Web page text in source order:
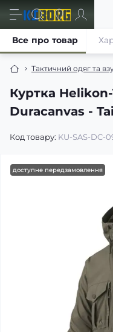
Тактичний одяг та
Куртка
Duracanvas -
Код товару: KU-SAS-DC-
Все про товар
доступне передзамовлення